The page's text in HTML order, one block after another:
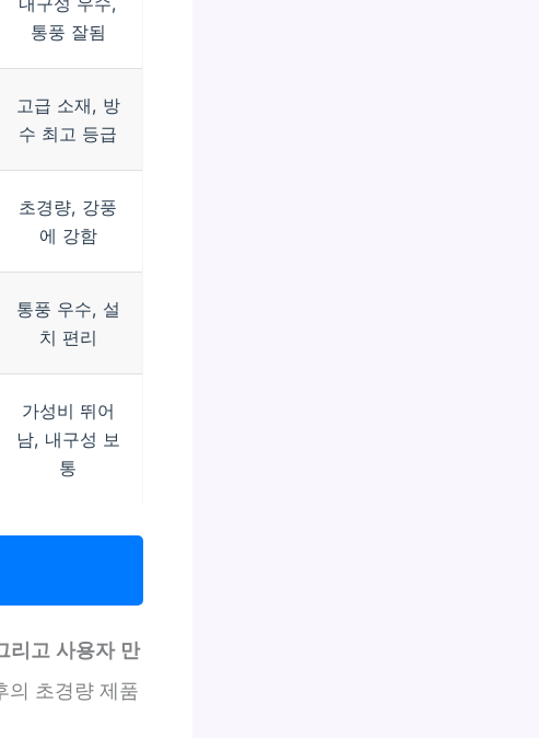
통풍 잘됨
고급 소재, 방
수 최고 등급
초경량, 강풍
에 강함
통풍 우수, 설
치 편리
가성비 뛰어
남, 내구성 보
통
리고 사용자 만
의 초경량 제품